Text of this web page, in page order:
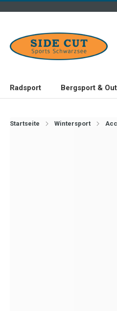
Radsport Bergsport &
Startseite Wintersport